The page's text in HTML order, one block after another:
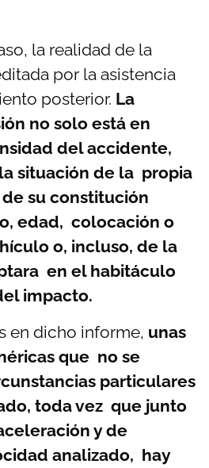
la realidad de la
por la asistencia
posterior. La
no solo está en
del accidente,
situación de la propia
su constitución
edad, colocación o
o, incluso, de la
en el habitáculo
impacto.
en dicho informe, unas
que no se
particulares
toda vez que junto
y de
analizado, hay